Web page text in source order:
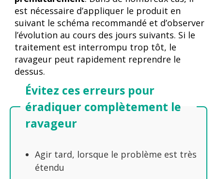
est nécessaire d’appliquer le produit en
suivant le schéma recommandé et d’observer
l’évolution au cours des jours suivants. Si le
traitement est interrompu trop tôt, le
ravageur peut rapidement reprendre le
dessus.
Évitez ces erreurs pour
éradiquer complètement le
ravageur
Agir tard, lorsque le problème est très
étendu